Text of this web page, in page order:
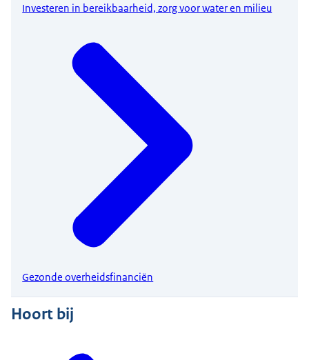
Investeren in bereikbaarheid, zorg voor water en milieu
Gezonde overheidsfinanciën
Hoort bij